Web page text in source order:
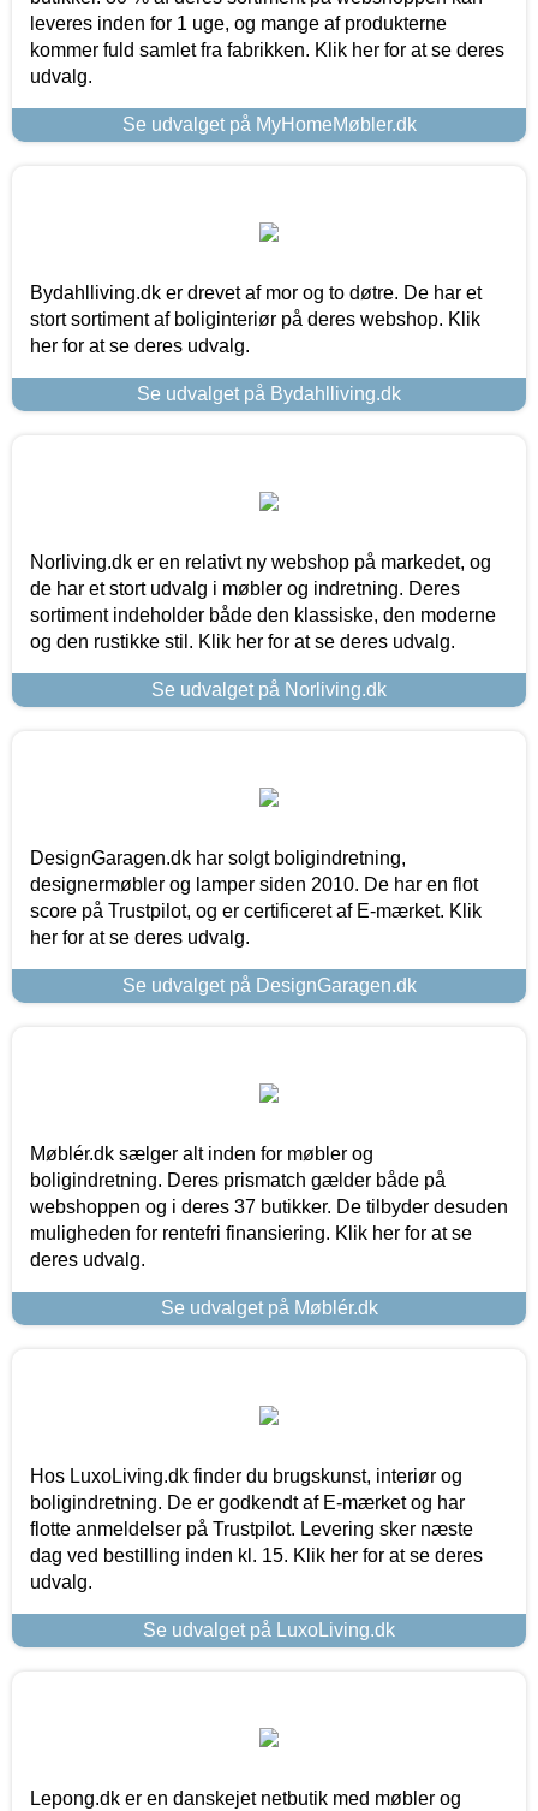
leveres inden for 1 uge, og mange af produkterne
kommer fuld samlet fra fabrikken. Klik her for at se deres
udvalg.
Se udvalget på MyHomeMøbler.dk
Bydahlliving.dk er drevet af mor og to døtre. De har et
stort sortiment af boliginteriør på deres webshop. Klik
her for at se deres udvalg.
Se udvalget på Bydahlliving.dk
Norliving.dk er en relativt ny webshop på markedet, og
de har et stort udvalg i møbler og indretning. Deres
sortiment indeholder både den klassiske, den moderne
og den rustikke stil. Klik her for at se deres udvalg.
Se udvalget på Norliving.dk
DesignGaragen.dk har solgt boligindretning,
designermøbler og lamper siden 2010. De har en flot
score på Trustpilot, og er certificeret af E-mærket. Klik
her for at se deres udvalg.
Se udvalget på DesignGaragen.dk
Møblér.dk sælger alt inden for møbler og
boligindretning. Deres prismatch gælder både på
webshoppen og i deres 37 butikker. De tilbyder desuden
muligheden for rentefri finansiering. Klik her for at se
deres udvalg.
Se udvalget på Møblér.dk
Hos LuxoLiving.dk finder du brugskunst, interiør og
boligindretning. De er godkendt af E-mærket og har
flotte anmeldelser på Trustpilot. Levering sker næste
dag ved bestilling inden kl. 15. Klik her for at se deres
udvalg.
Se udvalget på LuxoLiving.dk
Lepong.dk er en danskejet netbutik med møbler og